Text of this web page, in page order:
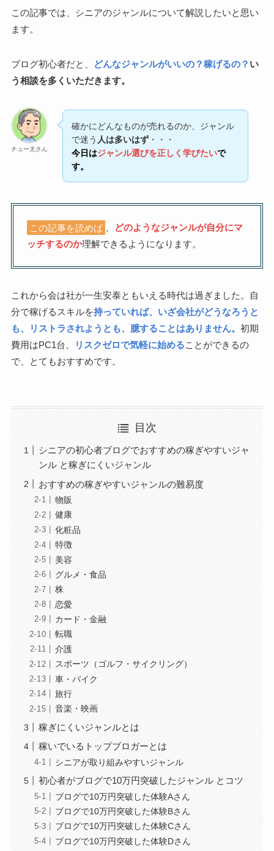
この記事では、シニアのジャンルについて解説したいと思い
ます。
ブログ初心者だと、 どんなジャンルがいいの？稼げるの？ い
う相談を多くいただきます。
チュー太さん
確かにどんなものが売れるのか、ジャンル
で迷う 人は多いはず ・・・
今日はジャンル選びを正しく学びたいで
す。
この記事を読めば 、
どのようなジャンルが自分にマ
ッチするのか理解できるようになります。
これから会は社が一生安泰ともいえる時代は過ぎました。自
分で稼げるスキルを持っていれば、いざ会社がどうなろうと
も、リストラされようとも、臆することはありません。 初期
費用はPC1台、
リスクゼロで気軽に始めることができるの
で、とてもおすすめです。
目次
シニアの初心者ブログでおすすめの稼ぎやすいジャ
ンル と稼ぎにくいジャンル
おすすめの稼ぎやすいジャンルの難易度
物販
健康
化粧品
特徴
美容
グルメ・食品
株
恋愛
カード・金融
転職
介護
スポーツ（ゴルフ・サイクリング）
車・バイク
旅行
音楽・映画
稼ぎにくいジャンルとは
稼いでいるトップブロガーとは
シニアが取り組みやすいジャンル
初心者がブログで10万円突破したジャンル とコツ
ブログで10万円突破した体験Aさん
ブログで10万円突破した体験Bさん
ブログで10万円突破した体験Cさん
ブログで10万円突破した体験Dさん